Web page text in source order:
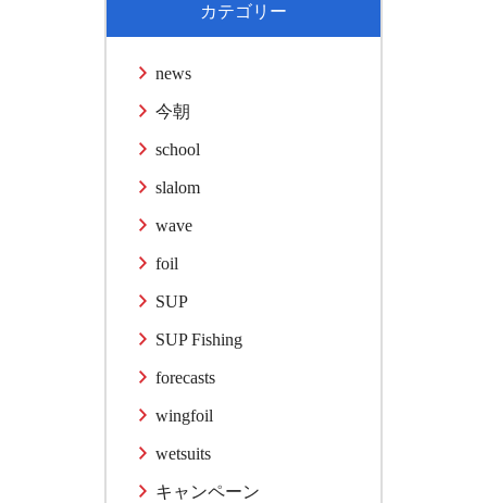
カテゴリー
news
今朝
school
slalom
wave
foil
SUP
SUP Fishing
forecasts
wingfoil
wetsuits
キャンペーン